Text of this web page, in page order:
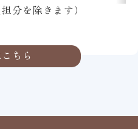
分を除きます）
ちら